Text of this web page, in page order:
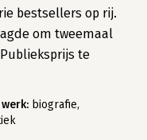
bestsellers op rij.
om tweemaal
te
biografie,